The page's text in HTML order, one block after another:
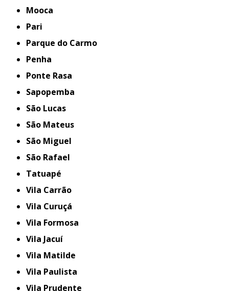
Mooca
Pari
Parque do Carmo
Penha
Ponte Rasa
Sapopemba
São Lucas
São Mateus
São Miguel
São Rafael
Tatuapé
Vila Carrão
Vila Curuçá
Vila Formosa
Vila Jacuí
Vila Matilde
Vila Paulista
Vila Prudente